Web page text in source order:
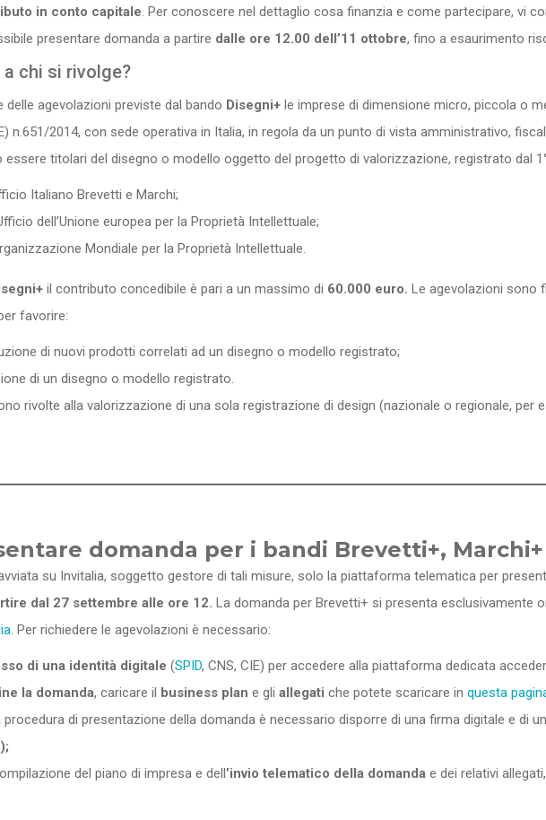
in conto capitale . Per conoscere nel dettaglio cosa finanzia e come partecipare, vi
presentare domanda a partire dalle ore 12.00 dell’11 ottobre, fino a esaurimento
a chi si rivolge?
agevolazioni previste dal bando Disegni+le imprese di dimensione micro, piccola o
n.651/2014, con sede operativa in Italia, in regola da un punto di vista amministrativo,
essere titolari del disegno o modello oggetto del progetto di valorizzazione, registrato dal
Italiano Brevetti e Marchi;
dell’Unione europea per la Proprietà Intellettuale;
Mondiale per la Proprietà Intellettuale.
il contributo concedibile è pari a un massimo di 60.000 euro. Le agevolazioni sono
favorire:
di nuovi prodotti correlati ad un disegno o modello registrato;
di un disegno o modello registrato.
rivolte alla valorizzazione di una sola registrazione di design (nazionale o regionale, per
domanda per i bandi Brevetti+, Marchi+
su Invitalia, soggetto gestore di tali misure, solo la piattaforma telematica per
dal 27 settembre alle ore 12. La domanda per Brevetti+ si presenta esclusivamente
. Per richiedere le agevolazioni è necessario:
di una identità digitale (SPID, CNS, CIE) per accedere alla piattaforma dedicata
la domanda, caricare il business plan e gli allegati che potete scaricare in questa
di presentazione della domanda è necessario disporre di una firma digitale e di
del piano di impresa e dell’invio telematico della domanda e dei relativi